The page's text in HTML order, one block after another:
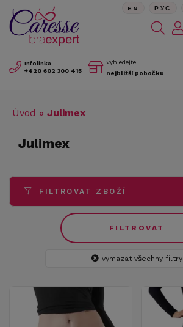
Infolinka
+420 602 300 415
Vyhledejte
nejbližší pobočku
EN РУС
Úvod » Julimex
Julimex
FILTROVAT ZBOŽÍ
FILTROVAT
vymazat všechny filtry